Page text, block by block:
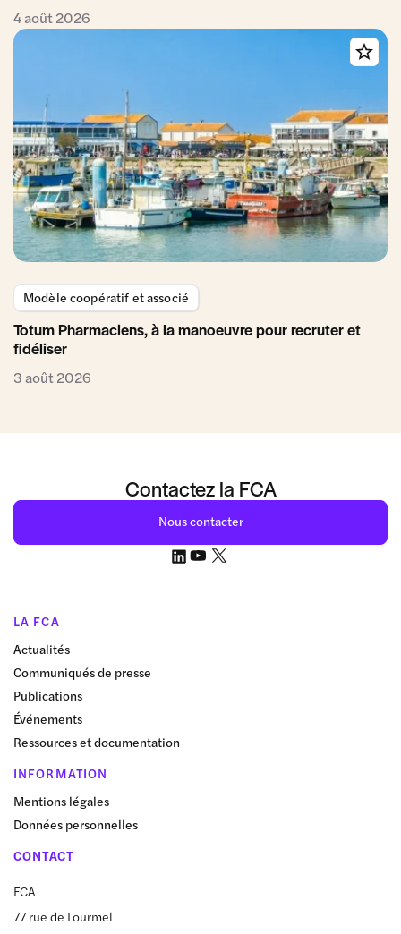
4 août 2026
Modèle coopératif et associé
Totum Pharmaciens, à la manoeuvre pour recruter et
fidéliser
3 août 2026
Contactez la FCA
Nous contacter
LA FCA
Actualités
Communiqués de presse
Publications
Événements
Ressources et documentation
INFORMATION
Mentions légales
Données personnelles
CONTACT
FCA
77 rue de Lourmel